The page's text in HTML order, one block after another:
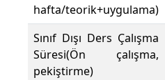
hafta/teorik+uygulama)
Sınıf Dışı Ders Çalışma
Süresi(Ön çalışma,
pekiştirme)